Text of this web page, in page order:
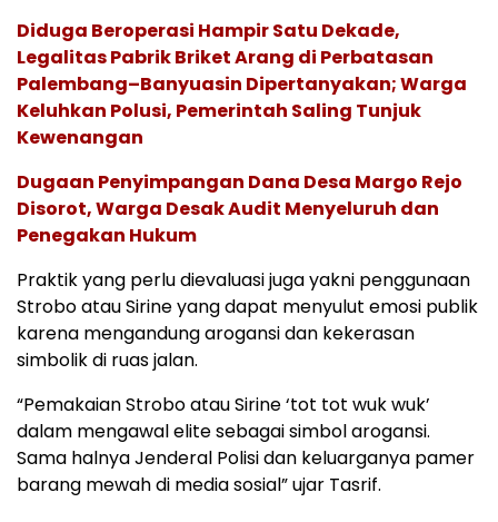
Diduga Beroperasi Hampir Satu Dekade,
Legalitas Pabrik Briket Arang di Perbatasan
Palembang–Banyuasin Dipertanyakan; Warga
Keluhkan Polusi, Pemerintah Saling Tunjuk
Kewenangan
Dugaan Penyimpangan Dana Desa Margo Rejo
Disorot, Warga Desak Audit Menyeluruh dan
Penegakan Hukum
Praktik yang perlu dievaluasi juga yakni penggunaan
Strobo atau Sirine yang dapat menyulut emosi publik
karena mengandung arogansi dan kekerasan
simbolik di ruas jalan.
“Pemakaian Strobo atau Sirine ‘tot tot wuk wuk’
dalam mengawal elite sebagai simbol arogansi.
Sama halnya Jenderal Polisi dan keluarganya pamer
barang mewah di media sosial” ujar Tasrif.